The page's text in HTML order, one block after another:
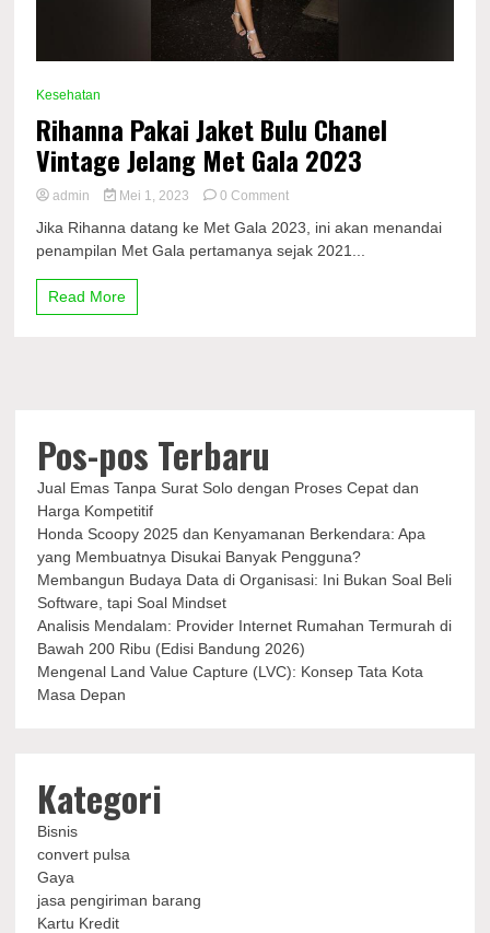
Kesehatan
Rihanna Pakai Jaket Bulu Chanel
Vintage Jelang Met Gala 2023
admin Mei 1, 2023 0 Commenton
Pakai
Jaket
Jika Rihanna datang ke Met Gala 2023, ini akan menandai
penampilan Met Gala pertamanya sejak 2021...
Read More
Pos-pos Terbaru
Jual Emas Tanpa Surat Solo dengan Proses Cepat dan
Harga Kompetitif
Honda Scoopy 2025 dan Kenyamanan Berkendara: Apa
yang Membuatnya Disukai Banyak Pengguna?
Membangun Budaya Data di Organisasi: Ini Bukan Soal Beli
Software, tapi Soal Mindset
Analisis Mendalam: Provider Internet Rumahan Termurah di
Bawah 200 Ribu (Edisi Bandung 2026)
Mengenal Land Value Capture (LVC): Konsep Tata Kota
Masa Depan
Kategori
Bisnis
convert pulsa
Gaya
jasa pengiriman barang
Kartu Kredit